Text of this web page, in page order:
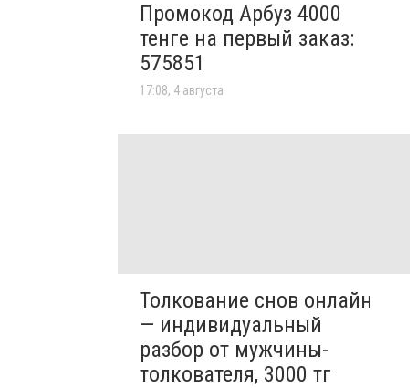
Промокод Арбуз 4000
тенге на первый заказ:
575851
17:08, 4 августа
Толкование снов онлайн
— индивидуальный
разбор от мужчины-
толкователя, 3000 тг